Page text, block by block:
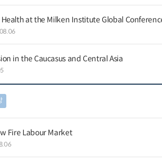
Health at the Milken Institute Global
in the Caucasus and Central Asia
Fire Labour Market